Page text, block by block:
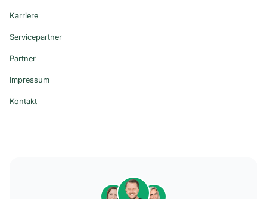
Karriere
Servicepartner
Partner
Impressum
Kontakt